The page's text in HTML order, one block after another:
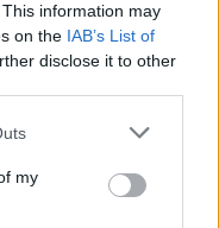
information may
on the IAB’s List of
disclose it to other
my